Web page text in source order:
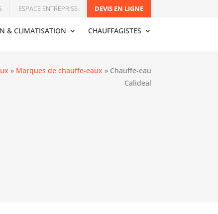
ESPACE ENTREPRISE DEVIS EN LIGNE
& CLIMATISATION CHAUFFAGISTES
» Marques de chauffe-eaux » Chauffe-eau
Calideal